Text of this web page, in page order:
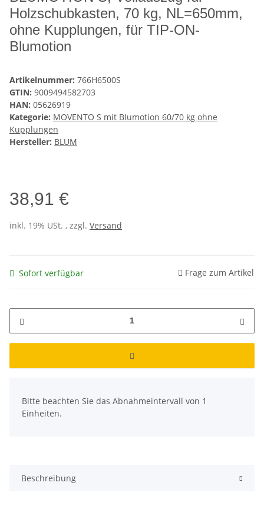
Holzschubkasten, 70 kg, NL=650mm,
ohne Kupplungen, für TIP-ON-
Blumotion
Artikelnummer: 766H6500S
GTIN: 9009494582703
HAN: 05626919
Kategorie: MOVENTO S mit Blumotion 60/70 kg ohne
Kupplungen
Hersteller: BLUM
38,91 €
inkl. 19% USt. , zzgl. Versand
Sofort verfügbar Frage zum Artikel
Bitte beachten Sie das Abnahmeintervall von 1
Einheiten.
Beschreibung